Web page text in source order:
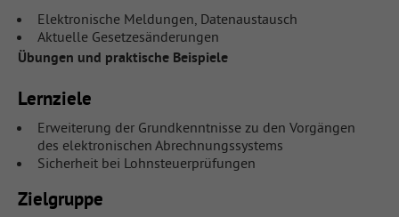
Elektronische Meldungen, Datenaustausch
Aktuelle Gesetzesänderungen
Übungen und praktische Beispiele
Lernziele
Erweiterung der Grundkenntnisse zu den Vorgängen
des elektronischen Abrechnungssystems
Sicherheit bei Lohnsteuerprüfungen
Zielgruppe